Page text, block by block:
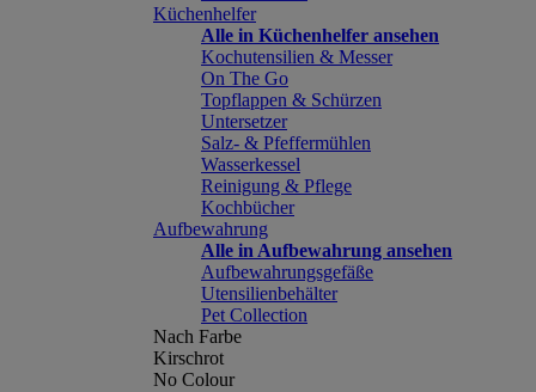
Küchenhelfer
Alle in Küchenhelfer ansehen
Kochutensilien & Messer
On The Go
Topflappen & Schürzen
Untersetzer
Salz- & Pfeffermühlen
Wasserkessel
Reinigung & Pflege
Kochbücher
Aufbewahrung
Alle in Aufbewahrung ansehen
Aufbewahrungsgefäße
Utensilienbehälter
Pet Collection
Nach Farbe
Kirschrot
No Colour